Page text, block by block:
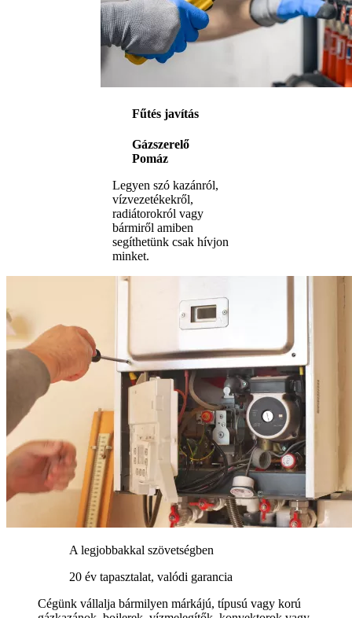
Fűtés javítás
Gázszerelő
Pomáz
Legyen szó kazánról,
vízvezetékekről,
radiátorokról vagy
bármiről amiben
segíthetünk csak hívjon
minket.
A legjobbakkal szövetségben
20 év tapasztalat, valódi garancia
Cégünk vállalja bármilyen márkájú, típusú vagy korú